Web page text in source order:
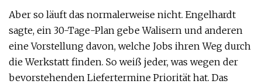
Aber so läuft das normalerweise nicht. Engelhardt
sagte, ein 30-Tage-Plan gebe Walisern und anderen
eine Vorstellung davon, welche Jobs ihren Weg durch
die Werkstatt finden. So weiß jeder, was wegen der
bevorstehenden Liefertermine Priorität hat. Das